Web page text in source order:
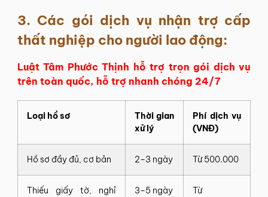
3. Các gói dịch vụ nhận trợ cấp
thất nghiệp cho người lao động:
Luật Tâm Phước Thịnh hỗ trợ trọn gói dịch vụ
trên toàn quốc, hỗ trợ nhanh chóng 24/7
Loại hồ sơ
Thời gian
xử lý
Phí dịch vụ
(VNĐ)
Hồ sơ đầy đủ, cơ bản 2–3 ngày Từ 500.000
Thiếu giấy tờ, nghỉ
3–5 ngày
Từ